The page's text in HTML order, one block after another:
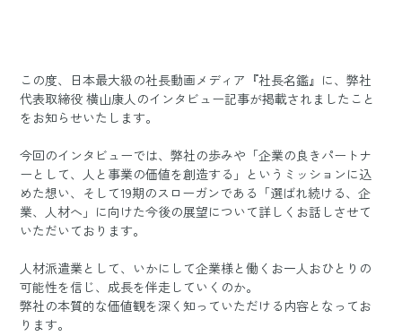
この度、日本最大級の社長動画メディア『社長名鑑』に、弊社
代表取締役 横山康人のインタビュー記事が掲載されましたこと
をお知らせいたします。
今回のインタビューでは、弊社の歩みや「企業の良きパートナ
ーとして、人と事業の価値を創造する」というミッションに込
めた想い、そして19期のスローガンである「選ばれ続ける、企
業、人材へ」に向けた今後の展望について詳しくお話しさせて
いただいております。
人材派遣業として、いかにして企業様と働くお一人おひとりの
可能性を信じ、成長を伴走していくのか。
弊社の本質的な価値観を深く知っていただける内容となってお
ります。